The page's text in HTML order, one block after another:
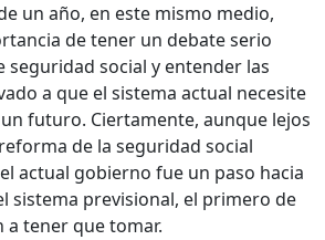
un año, en este mismo medio,
de tener un debate serio
seguridad social y entender las
a que el sistema actual necesite
futuro. Ciertamente, aunque lejos
de la seguridad social
actual gobierno fue un paso hacia
sistema previsional, el primero de
a tener que tomar.